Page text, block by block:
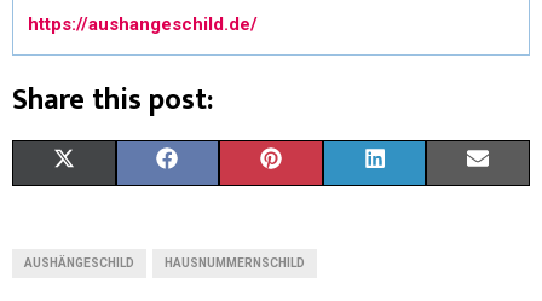
https://aushangeschild.de/
Share this post:
AUSHÄNGESCHILD HAUSNUMMERNSCHILD